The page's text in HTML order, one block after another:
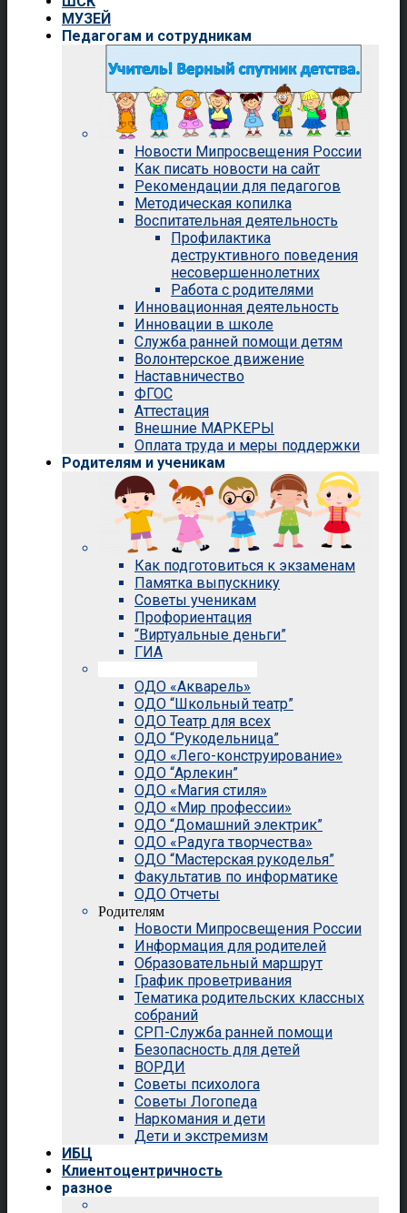
МУЗЕЙ
Педагогам и сотрудникам
Новости Мипросвещения России
Как писать новости на сайт
Рекомендации для педагогов
Методическая копилка
Воспитательная деятельность
Профилактика
деструктивного поведения
несовершеннолетних
Работа с родителями
Инновационная деятельность
Инновации в школе
Служба ранней помощи детям
Волонтерское движение
Наставничество
ФГОС
Аттестация
Внешние МАРКЕРЫ
Оплата труда и меры поддержки
Родителям и ученикам
Как подготовиться к экзаменам
Памятка выпускнику
Советы ученикам
Профориентация
“Виртуальные деньги”
ГИА
ОДО «Акварель»
ОДО “Школьный театр”
ОДО Театр для всех
ОДО “Рукодельница”
ОДО «Лего-конструирование»
ОДО “Арлекин”
ОДО «Магия стиля»
ОДО «Мир профессии»
ОДО “Домашний электрик”
ОДО «Радуга творчества»
ОДО “Мастерская рукоделья”
Факультатив по информатике
ОДО Отчеты
Родителям
Новости Мипросвещения России
Информация для родителей
Образовательный маршрут
График проветривания
Тематика родительских классных
собраний
СРП-Служба ранней помощи
Безопасность для детей
ВОРДИ
Советы психолога
Советы Логопеда
Наркомания и дети
Дети и экстремизм
ИБЦ
Клиентоцентричность
разное